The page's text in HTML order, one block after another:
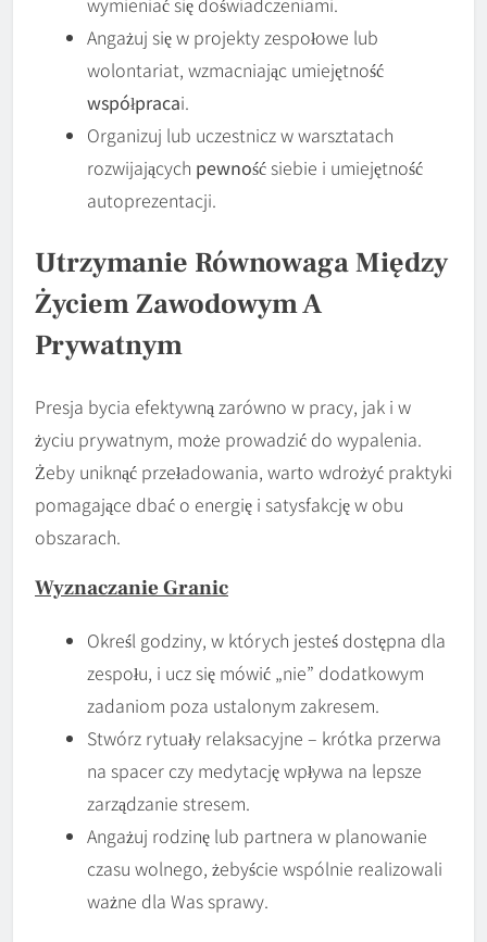
Angażuj się w projekty zespołowe lub
wolontariat, wzmacniając umiejętność
współpracai.
Organizuj lub uczestnicz w warsztatach
rozwijających pewność siebie i umiejętność
autoprezentacji.
Utrzymanie RównowagaMiędzy
Życiem Zawodowym A
Prywatnym
Presja bycia efektywną zarówno w pracy, jak i w
życiu prywatnym, może prowadzić do wypalenia.
Żeby uniknąć przeładowania, warto wdrożyć praktyki
pomagające dbać o energię i satysfakcję w obu
obszarach.
Wyznaczanie Granic
Określ godziny, w których jesteś dostępna dla
zespołu, i ucz się mówić „nie” dodatkowym
zadaniom poza ustalonym zakresem.
Stwórz rytuały relaksacyjne – krótka przerwa
na spacer czy medytację wpływa na lepsze
zarządzanie stresem.
Angażuj rodzinę lub partnera w planowanie
czasu wolnego, żebyście wspólnie realizowali
ważne dla Was sprawy.